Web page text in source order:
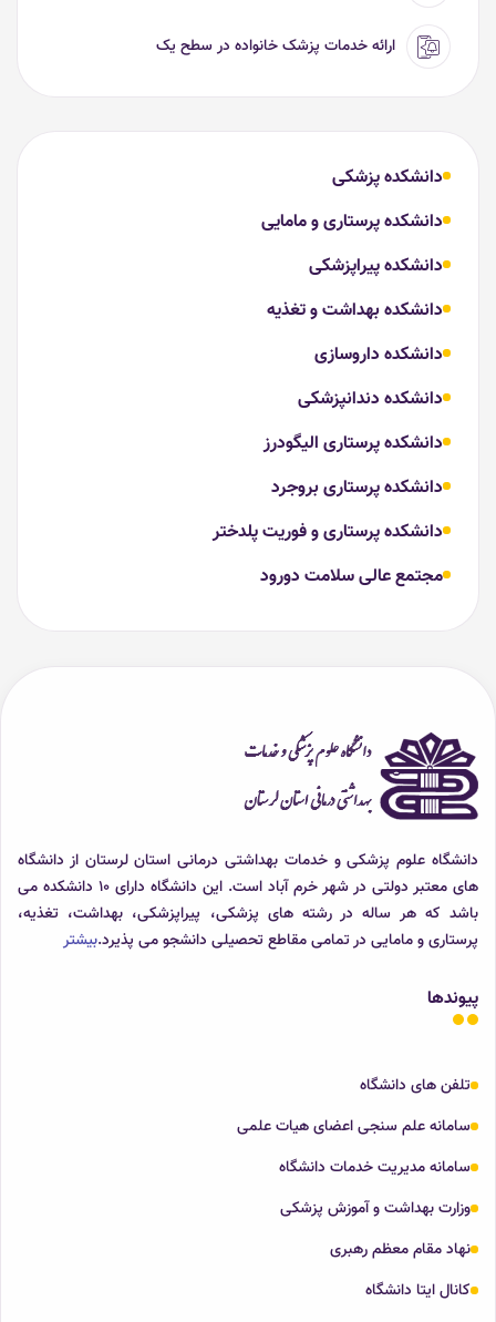
ارائه خدمات پزشک خانواده در سطح یک
دانشکده پزشکی
دانشکده پرستاری و مامایی
دانشکده پیراپزشکی
دانشکده بهداشت و تغذیه
دانشکده داروسازی
دانشکده دندانپزشکی
دانشکده پرستاری الیگودرز
دانشکده پرستاری بروجرد
دانشکده پرستاری و فوریت پلدختر
مجتمع عالی سلامت دورود
دانشگاه علوم پزشکی و خدمات بهداشتی درمانی استان لرستان از دانشگاه
های معتبر دولتی در شهر خرم آباد است. این دانشگاه دارای 10 دانشکده می
باشد که هر ساله در رشته های پزشکی، پیراپزشکی، بهداشت، تغذیه،
پرستاری و مامایی در تمامی مقاطع تحصیلی دانشجو می پذیرد.بیشتر
پیوندها
تلفن های دانشگاه
سامانه علم سنجی اعضای هیات علمی
سامانه مدیریت خدمات دانشگاه
وزارت بهداشت و آموزش پزشکی
نهاد مقام معظم رهبری
کانال ایتا دانشگاه